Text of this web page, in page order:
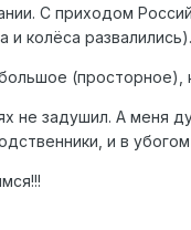
С приходом
колёса развалились).
(просторное),
задушил. А меня
и в